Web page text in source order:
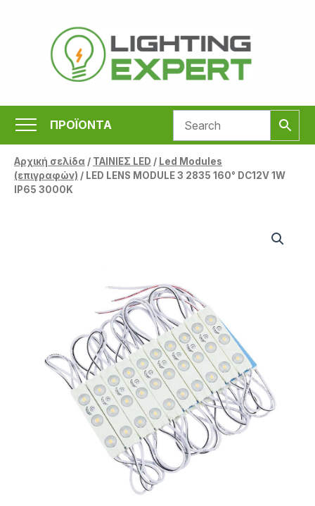
περιεχόμενο
ΠΡΟΪΟΝΤΑ
Αρχική σελίδα/ ΤΑΙΝΙΕΣ LED / Led Modules
(επιγραφών) / LED LENS MODULE 3 2835 160° DC12V 1W
IP65 3000K